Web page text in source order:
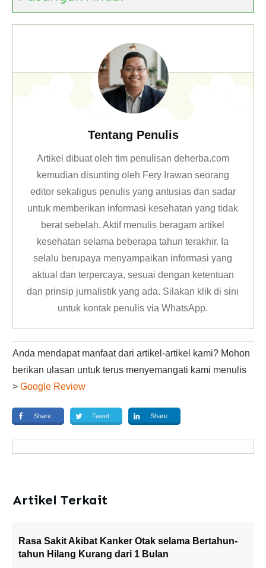
Tentang Penulis
Artikel dibuat oleh tim penulisan deherba.com
kemudian disunting oleh Fery Irawan seorang
editor sekaligus penulis yang antusias dan sadar
untuk memberikan informasi kesehatan yang tidak
berat sebelah. Aktif menulis beragam artikel
kesehatan selama beberapa tahun terakhir. Ia
selalu berupaya menyampaikan informasi yang
aktual dan terpercaya, sesuai dengan ketentuan
dan prinsip jurnalistik yang ada. Silakan klikdi sini
untuk kontak penulis via WhatsApp.
Anda mendapat manfaat dari artikel-artikel kami? Mohon
berikan ulasan untuk terus menyemangati kami menulis
> Google Review
Share Tweet Share
Artikel Terkait
Rasa Sakit Akibat Kanker Otak selama Bertahun-
tahun Hilang Kurang dari 1 Bulan